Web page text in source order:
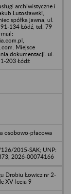
archiwistyczne i
Lutosławski,
spółka jawna, ul.
134 Łódź, tel. 79
Miejsce
dokumentacji: ul.
203 Łódź
osobowo-płacowa
2015-SAK; UNP:
2026-00074166
Drobiu Łowicz nr 2-
XV-lecia 9